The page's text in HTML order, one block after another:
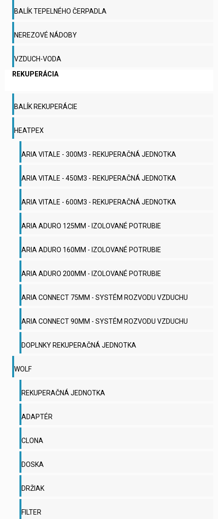
BALÍK TEPELNÉHO ČERPADLA
NEREZOVÉ NÁDOBY
VZDUCH-VODA
REKUPERÁCIA
BALÍK REKUPERÁCIE
HEATPEX
ARIA VITALE - 300M3 - REKUPERAČNÁ JEDNOTKA
ARIA VITALE - 450M3 - REKUPERAČNÁ JEDNOTKA
ARIA VITALE - 600M3 - REKUPERAČNÁ JEDNOTKA
ARIA ADURO 125MM - IZOLOVANÉ POTRUBIE
ARIA ADURO 160MM - IZOLOVANÉ POTRUBIE
ARIA ADURO 200MM - IZOLOVANÉ POTRUBIE
ARIA CONNECT 75MM - SYSTÉM ROZVODU VZDUCHU
ARIA CONNECT 90MM - SYSTÉM ROZVODU VZDUCHU
DOPLNKY REKUPERAČNÁ JEDNOTKA
WOLF
REKUPERAČNÁ JEDNOTKA
ADAPTÉR
CLONA
DOSKA
DRŽIAK
FILTER